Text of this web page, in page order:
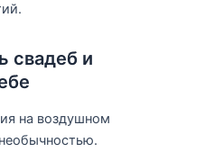
свадеб и
на воздушном